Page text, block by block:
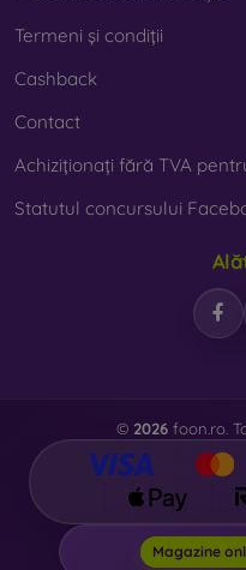
Termeni și condiții
Cashback
Contact
Achiziționați fără TVA
Statutul concursului
© 2026 foon.ro.
Magazine